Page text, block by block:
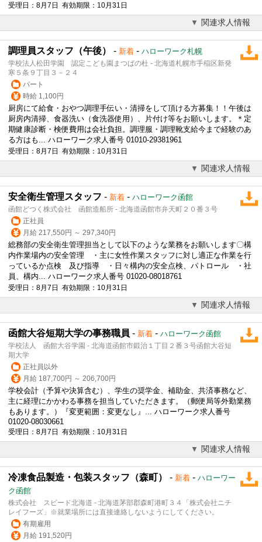
受理日：8月7日 有効期限：10月31日
関連求人情報
調理員スタッフ（午後） - 新着 - ハローワーク札幌
学校法人松田学園 認定こども園まつばの杜 - 北海道札幌市手稲区新発
寒５条９丁目３－２４
パート
時給 1,100円
厨房にて給食・おやつ調理手伝い・清掃をして頂ける方募集！！午後は
厨房内清掃、食器洗い（食洗器使用）、片付け等をお願いします。＊定
期健康診断・検便費用は会社負担。調理服・調理靴支給今まで経験のあ
る方はも... ハローワーク求人番号 01010-29381961
受理日：8月7日 有効期限：10月31日
関連求人情報
安全衛生管理スタッフ - 新着 - ハローワーク函館
函館どつく株式会社 函館造船所 - 北海道函館市弁天町２０番３号
正社員
月給 217,550円 ～ 297,340円
総務部の安全衛生管理担当として以下のような業務をお願いします〇構
内作業場内の安全管理 ・主に女性作業スタッフに対し適正な作業を行
っているか点検 及び指導 ・日々構内の安全点検、パトロール ・社
員、構内... ハローワーク求人番号 01020-08018761
受理日：8月7日 有効期限：10月31日
関連求人情報
函館大谷短期大学の事務職員 - 新着 - ハローワーク函館
学校法人 函館大谷学園 - 北海道函館市鍛治１丁目２番３号函館大谷短
期大学
正社員以外
月給 187,700円 ～ 206,700円
学校会計（予算や決算含む）、学生の奨学金、補助金、共済事務など、
主に経理にかかわる事務を担当していただきます。（郵便局等外勤業務
もあります。）『変更範囲：変更なし』... ハローワーク求人番号
01020-08030661
受理日：8月7日 有効期限：10月31日
関連求人情報
冷凍食品製造・包装スタッフ（森町） - 新着 - ハローワー
ク函館
株式会社 スピード北海道 - 北海道茅部郡森町港町３４「株式会社ニチ
レイフーズ」※就業場所には直接連絡しないようにしてください。
有期雇用
月給 191,520円